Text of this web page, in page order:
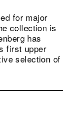
for major
collection is
has
first upper
selection of